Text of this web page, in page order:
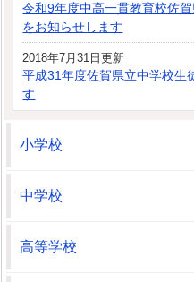
令和9年度中高一貫教育校佐
をお知らせします
2018年7月31日更新
平成31年度佐賀県立中学校生
す
小学校
中学校
高等学校